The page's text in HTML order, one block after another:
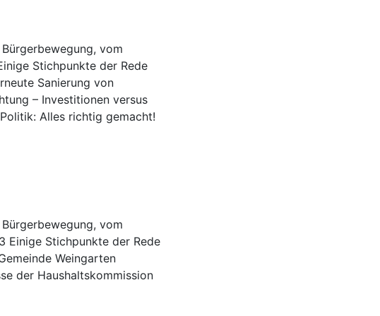
vom
Stichpunkte der Rede
Sanierung von
– Investitionen versus
Alles richtig gemacht!
vom
Einige Stichpunkte der Rede
Weingarten
der Haushaltskommission